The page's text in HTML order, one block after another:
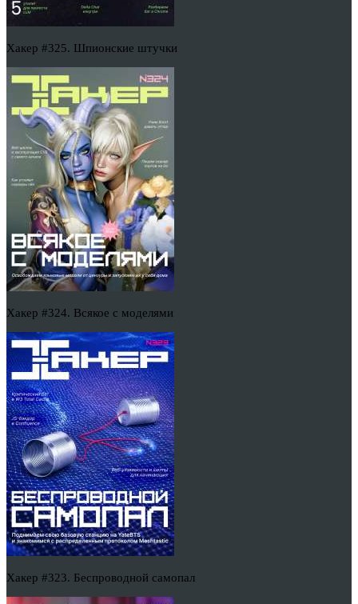
Хакер #325. Шпионские штучки
Хакер #324. Всякое с моделями
Хакер #323. Беспроводной самопал